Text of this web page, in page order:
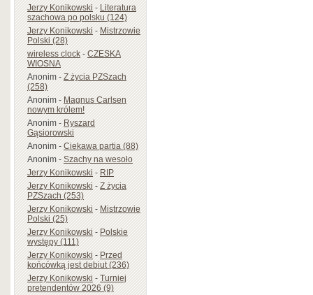
Jerzy Konikowski-Literatura
szachowa po polsku (124)
Jerzy Konikowski-Mistrzowie
Polski (28)
wireless clock-CZESKA
WIOSNA
Anonim-Z życia PZSzach
(258)
Anonim-Magnus Carlsen
nowym królem!
Anonim-Ryszard
Gąsiorowski
Anonim-Ciekawa partia (88)
Anonim-Szachy na wesoło
Jerzy Konikowski-RIP
Jerzy Konikowski-Z życia
PZSzach (253)
Jerzy Konikowski-Mistrzowie
Polski (25)
Jerzy Konikowski-Polskie
występy (111)
Jerzy Konikowski-Przed
końcówką jest debiut (236)
Jerzy Konikowski-Turniej
pretendentów 2026 (9)